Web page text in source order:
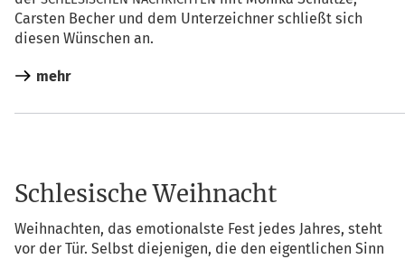
Cars­ten Becher und dem Unter­zeich­ner schließt sich
die­sen Wün­schen an.
mehr
Schlesische Weihnacht
Weih­nach­ten, das emo­tio­nals­te Fest jedes Jah­res, steht
vor der Tür. Selbst die­je­ni­gen, die den eigent­li­chen Sinn